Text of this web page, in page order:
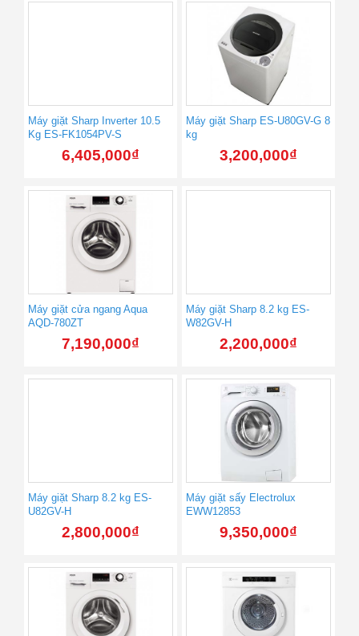
Máy giặt Sharp Inverter 10.5
Kg ES-FK1054PV-S
6,405,000₫
Máy giặt Sharp ES-U80GV-G 8
kg
3,200,000₫
Máy giặt cửa ngang Aqua
AQD-780ZT
7,190,000₫
Máy giặt Sharp 8.2 kg ES-
W82GV-H
2,200,000₫
Máy giặt Sharp 8.2 kg ES-
U82GV-H
2,800,000₫
Máy giặt sấy Electrolux
EWW12853
9,350,000₫